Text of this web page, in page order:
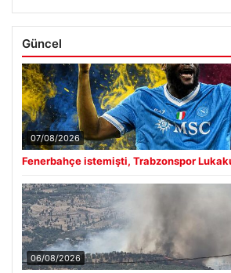
Güncel
07/08/2026
Fenerbahçe istemişti, Trabzonspor
06/08/2026